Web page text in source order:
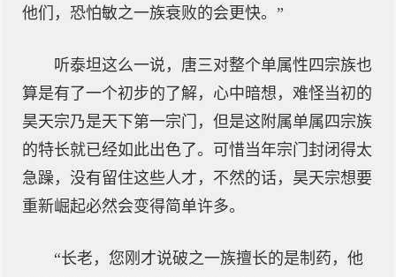
他们，恐怕敏之一族衰败的会更快。”
听泰坦这么一说，唐三对整个单属性四宗族也
算是有了一个初步的了解，心中暗想，难怪当初的
昊天宗乃是天下第一宗门，但是这附属单属四宗族
的特长就已经如此出色了。可惜当年宗门封闭得太
急躁，没有留住这些人才，不然的话，昊天宗想要
重新崛起必然会变得简单许多。
“长老，您刚才说破之一族擅长的是制药，他